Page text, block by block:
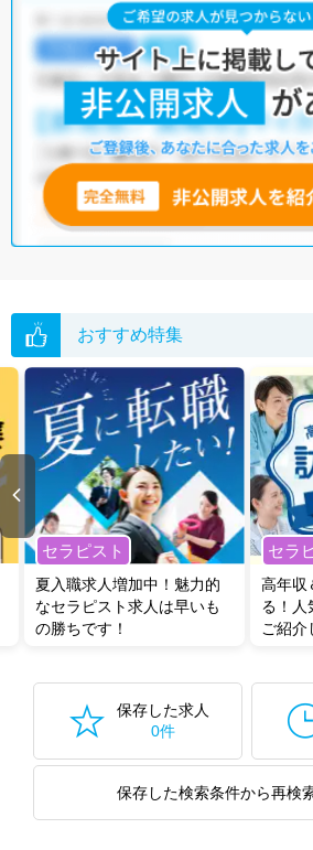
島田市の理学療法士求人では以下のような条件
土日祝休・積極採用中・ 残業少なめ
ック・介護福祉施設
他の条件でも人気の求人がございますので、
いただくか、お気軽にお問い合わせください。
全国の理学療法士求人から検索いただくこと
無料転職支援サービス
にお申し込みいただく
グした上で求人をご提案いたします。
ご希望条件がまだ定まっていない方は人気の
い。
おすすめ特集
セラピスト
夏入職求人増加中！魅力的
なセラピスト求人は早いも
の勝ちです！
セラ
高年収
る！人
ご紹介
保存した求人
0件
保存した検索条件から再検